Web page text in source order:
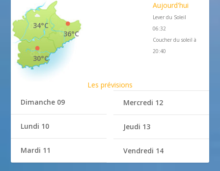
36°C
34°C
30°C
Aujourd'hui
Lever du Soleil
06:32
Coucher du soleil à
20:40
Les prévisions
Dimanche 09
Lundi 10
Mardi 11
Mercredi 12
Jeudi 13
Vendredi 14